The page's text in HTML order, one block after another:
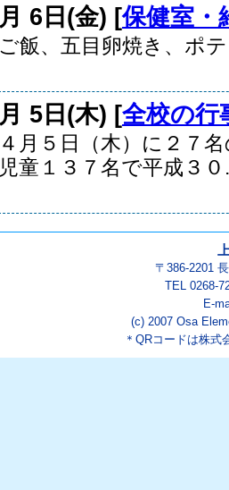
6日(金) [保健室・
ご飯、五目卵焼き、ポ
5日(木) [全校の行
４月５日（木）に２７
児童１３７名で平成３０
〒386-2201
TEL 0268-
E-
(c) 2007 Osa
＊QRコードは株式